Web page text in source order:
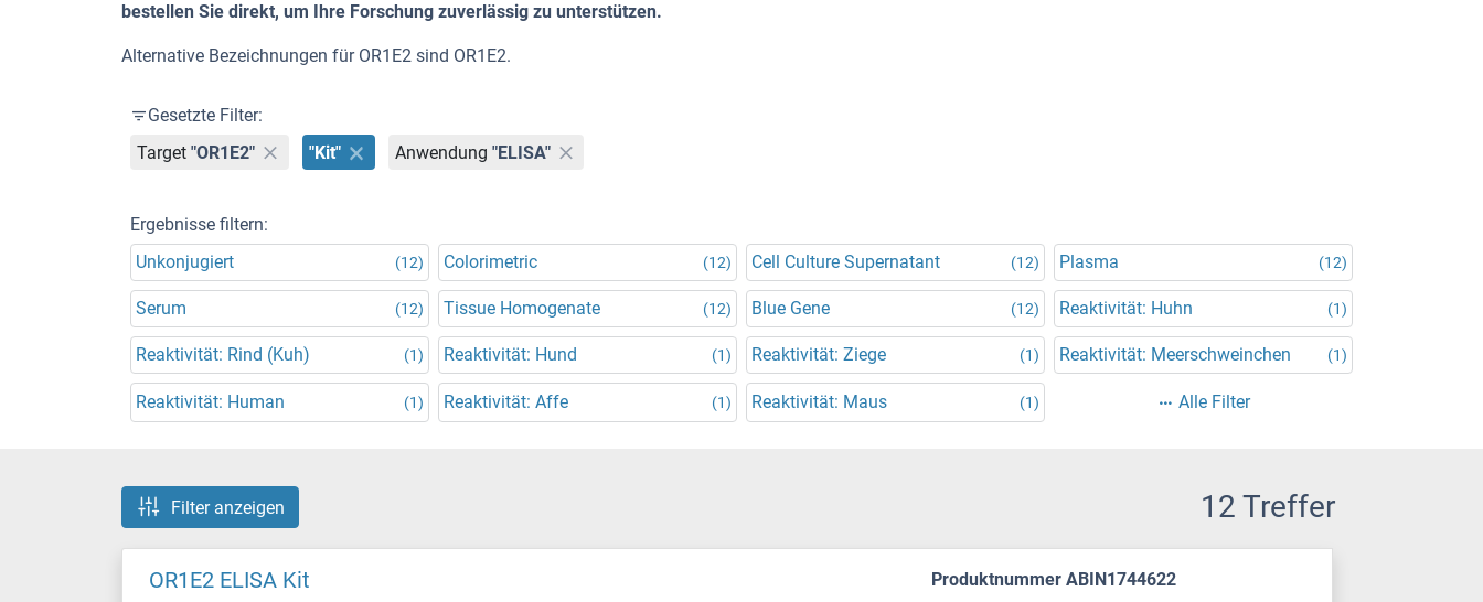
bestellen Sie direkt, um Ihre Forschung zuverlässig zu unterstützen.
Alternative Bezeichnungen für OR1E2 sind OR1E2.
Gesetzte Filter:
Target "OR1E2" "Kit" Anwendung "ELISA"
Ergebnisse filtern:
Unkonjugiert
(12) Colorimetric (12) Cell Culture Supernatant (12) Plasma (12)
Serum (12) Tissue Homogenate (12) Blue Gene (12) Reaktivität: Huhn (1)
Reaktivität: Rind (Kuh) (1) Reaktivität: Hund (1) Reaktivität: Ziege (1) Reaktivität: Meerschweinchen (1)
Reaktivität: Human (1) Reaktivität: Affe (1) Reaktivität: Maus (1) Alle Filter
Filter anzeigen 12 Treffer
OR1E2 ELISA Kit Produktnummer ABIN1744622